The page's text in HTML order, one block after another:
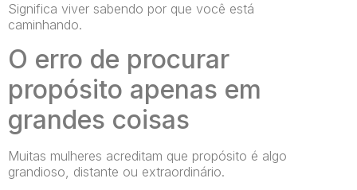
Significa viver sabendo por que você está
caminhando.
O erro de procurar
propósito apenas em
grandes coisas
Muitas mulheres acreditam que propósito é algo
grandioso, distante ou extraordinário.